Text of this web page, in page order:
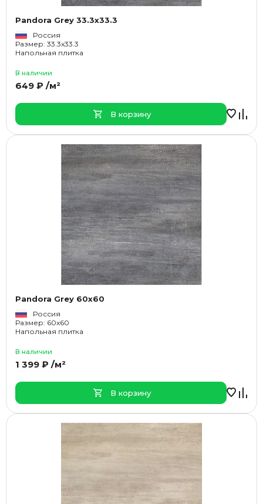
Pandora Grey 33.3x33.3
Россия
Размер: 33.3x33.3
Напольная плитка
В наличии
649 ₽ /м²
В корзину
Pandora Grey 60x60
Россия
Размер: 60x60
Напольная плитка
В наличии
1 399 ₽ /м²
В корзину